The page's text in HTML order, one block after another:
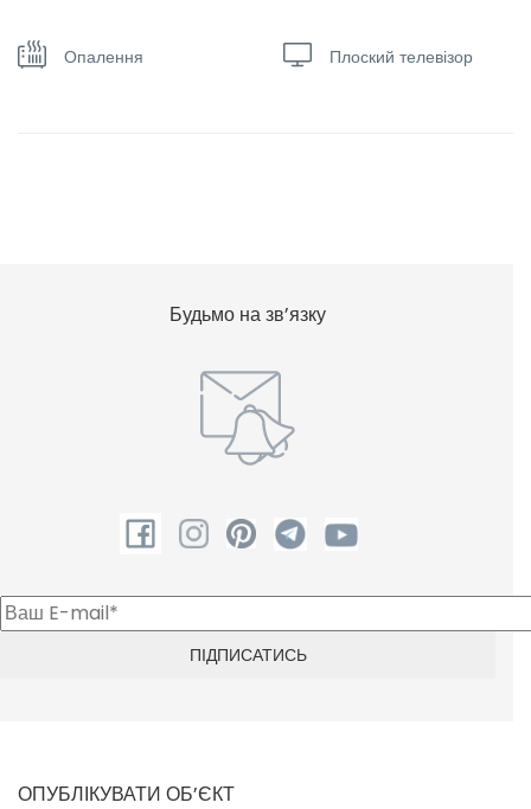
Опалення Плоский телевізор
Будьмо на зв’язку
ОПУБЛІКУВАТИ ОБ’ЄКТ